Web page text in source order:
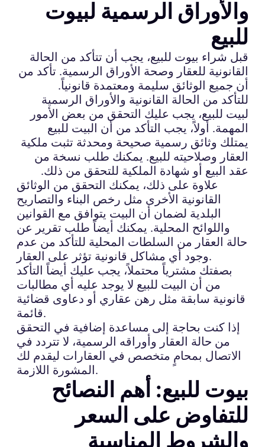
والأوراق الرسمية لبيوت
للبيع
قبل شراء بيوت للبيع، يجب أن تتأكد من الحالة
القانونية للعقار وصحة الأوراق الرسمية. تأكد من
أن جميع الوثائق سليمة ومعتمدة قانونياً.
للتأكد من الحالة القانونية والأوراق الرسمية
لبيت للبيع، يجب عليك التحقق من بعض الأمور
المهمة. أولاً، يجب التأكد من أن البيت للبيع
يمتلك وثائق رسمية صحيحة ومحدثة تثبت ملكية
العقار وصلاحيته للبيع. يمكنك طلب نسخة من
عقد البيع أو شهادة الملكية للتحقق من ذلك.
علاوة على ذلك، يمكنك التحقق من الوثائق
القانونية الأخرى مثل رخص البناء والتصاريح
البلدية لضمان أن البيت يتوافق مع القوانين
واللوائح المحلية. يمكنك أيضاً طلب تقرير عن
حالة العقار من السلطات المحلية للتأكد من عدم
وجود أي مشاكل قانونية تؤثر على العقار.
بصفتك مشترياً محتملاً، يجب عليك أيضاً التأكد
من أن البيت للبيع لا يوجد عليه أي مطالبات
قانونية سابقة مثل رهن عقاري أو دعاوى قضائية
قائمة.
إذا كنت بحاجة إلى مساعدة إضافية في التحقق
من حالة العقار وأوراقه الرسمية، لا تتردد في
الاتصال بمحامٍ متخصص في العقارات ليقدم لك
المشورة اللازمة.
بيوت للبيع: أهم النصائح
للتفاوض على السعر
والشروط المناسبة